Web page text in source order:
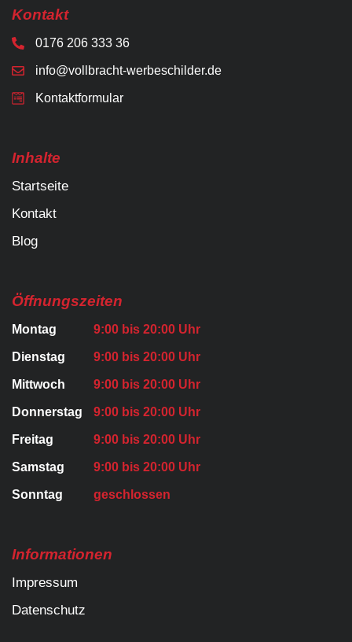
Kontakt
0176 206 333 36
info@vollbracht-werbeschilder.de
Kontaktformular
Inhalte
Startseite
Kontakt
Blog
Öffnungszeiten
Montag 9:00 bis 20:00 Uhr
Dienstag 9:00 bis 20:00 Uhr
Mittwoch 9:00 bis 20:00 Uhr
Donnerstag 9:00 bis 20:00 Uhr
Freitag 9:00 bis 20:00 Uhr
Samstag 9:00 bis 20:00 Uhr
Sonntag geschlossen
Informationen
Impressum
Datenschutz